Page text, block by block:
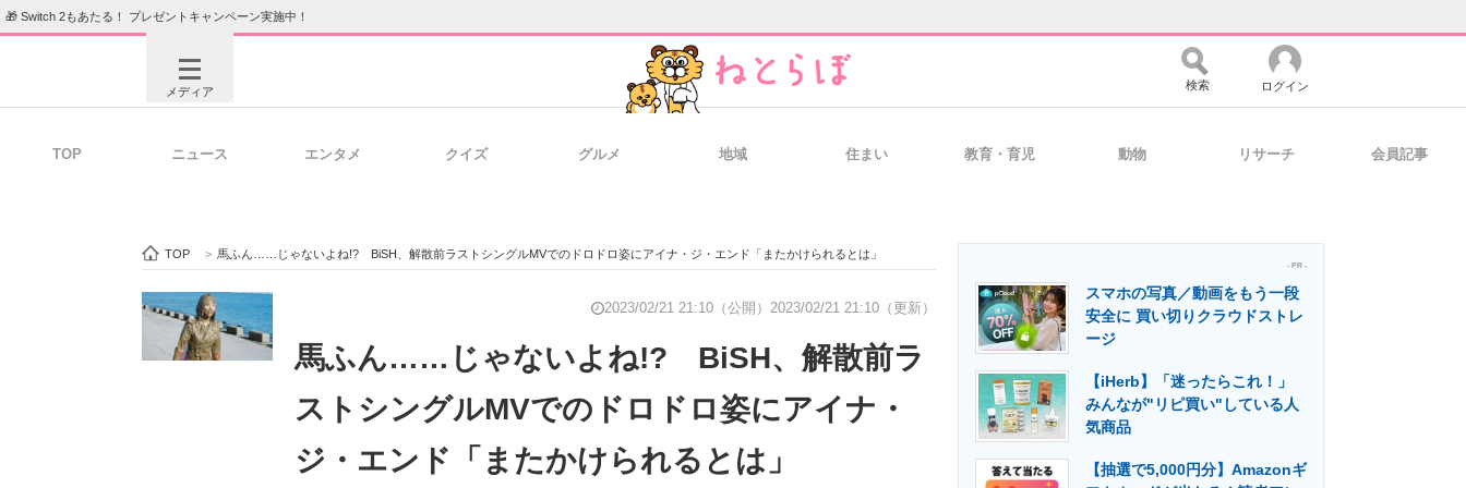
🎁 Switch 2もあたる！ プレゼントキャンペーン実施中！
メディア
ビジネスと働き方のヒント 経営リーダーのコミュニティ マーケ×ITの今がよく分かる
ITエンジニア向け専門サイト 企業向けIT製品の総合サイト IT製品の技術・比較・事例 製造業のIT導入・活用を支援
検索 ログイン
TOP ニュース エンタメ クイズ グルメ 地域 住まい 教育・育児 動物 リサーチ 会員記事
TOP > 馬ふん……じゃないよね!? BiSH、解散前ラストシングルMVでのドロドロ姿にアイナ・ジ・エンド「またかけられるとは」
2023/02/21 21:10（公開） 2023/02/21 21:10（更新）
馬ふん……じゃないよね!? BiSH、解散前ラ
ストシングルMVでのドロドロ姿にアイナ・
ジ・エンド「またかけられるとは」
- PR -
スマホの写真／動画をもう一段
安全に 買い切りクラウドストレ
ージ
【iHerb】「迷ったらこれ！」
みんなが"リピ買い"している人
気商品
【抽選で5,000円分】Amazonギ